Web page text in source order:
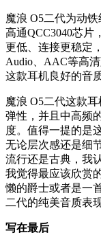
魔浪 O5二代为动
高通QCC3040芯片
更低、连接更稳定
Audio、AAC等高
这款耳机良好的音
魔浪 O5二代这款
弹性，并且中高频
度。值得一提的是
无论层次感还是细
流行还是古典，我
我觉得最应该欣赏
懒的爵士或者是一
二代的纯美音质表现
写在最后